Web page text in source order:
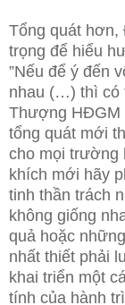
Tổng quát hơn,
trọng để hiểu
”Nếu để ý đến
nhau (…) thì có
Thượng HĐGM
tổng quát mới
cho mọi trường
khích mới hãy
tinh thần trách
không giống
quả hoặc
nhất thiết phải
khai triển một
tính của hành